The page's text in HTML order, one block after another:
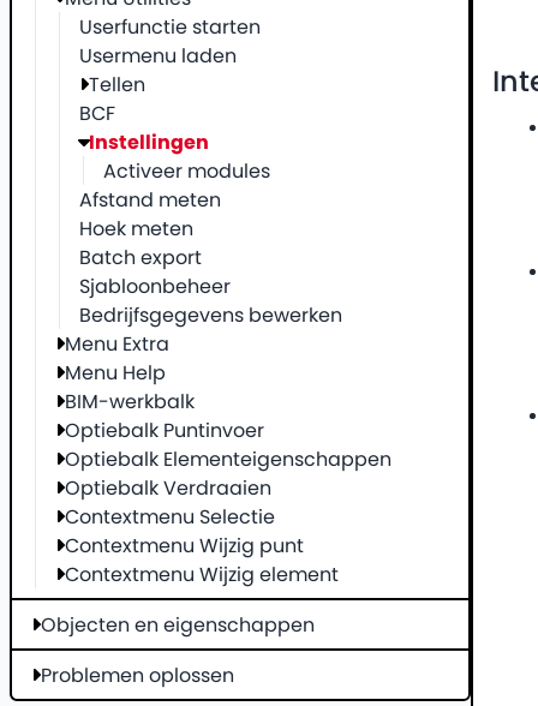
Userfunctie starten
Usermenu laden
Tellen
BCF
Instellingen
Activeer modules
Afstand meten
Hoek meten
Batch export
Sjabloonbeheer
Bedrijfsgegevens bewerken
Menu Extra
Menu Help
BIM-werkbalk
Optiebalk Puntinvoer
Optiebalk Elementeigenschappen
Optiebalk Verdraaien
Contextmenu Selectie
Contextmenu Wijzig punt
Contextmenu Wijzig element
Objecten en eigenschappen
Problemen oplossen